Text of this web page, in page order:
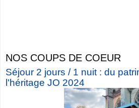
NOS COUPS DE COEUR
Séjour 2 jours / 1 nuit : du
l'héritage JO 2024